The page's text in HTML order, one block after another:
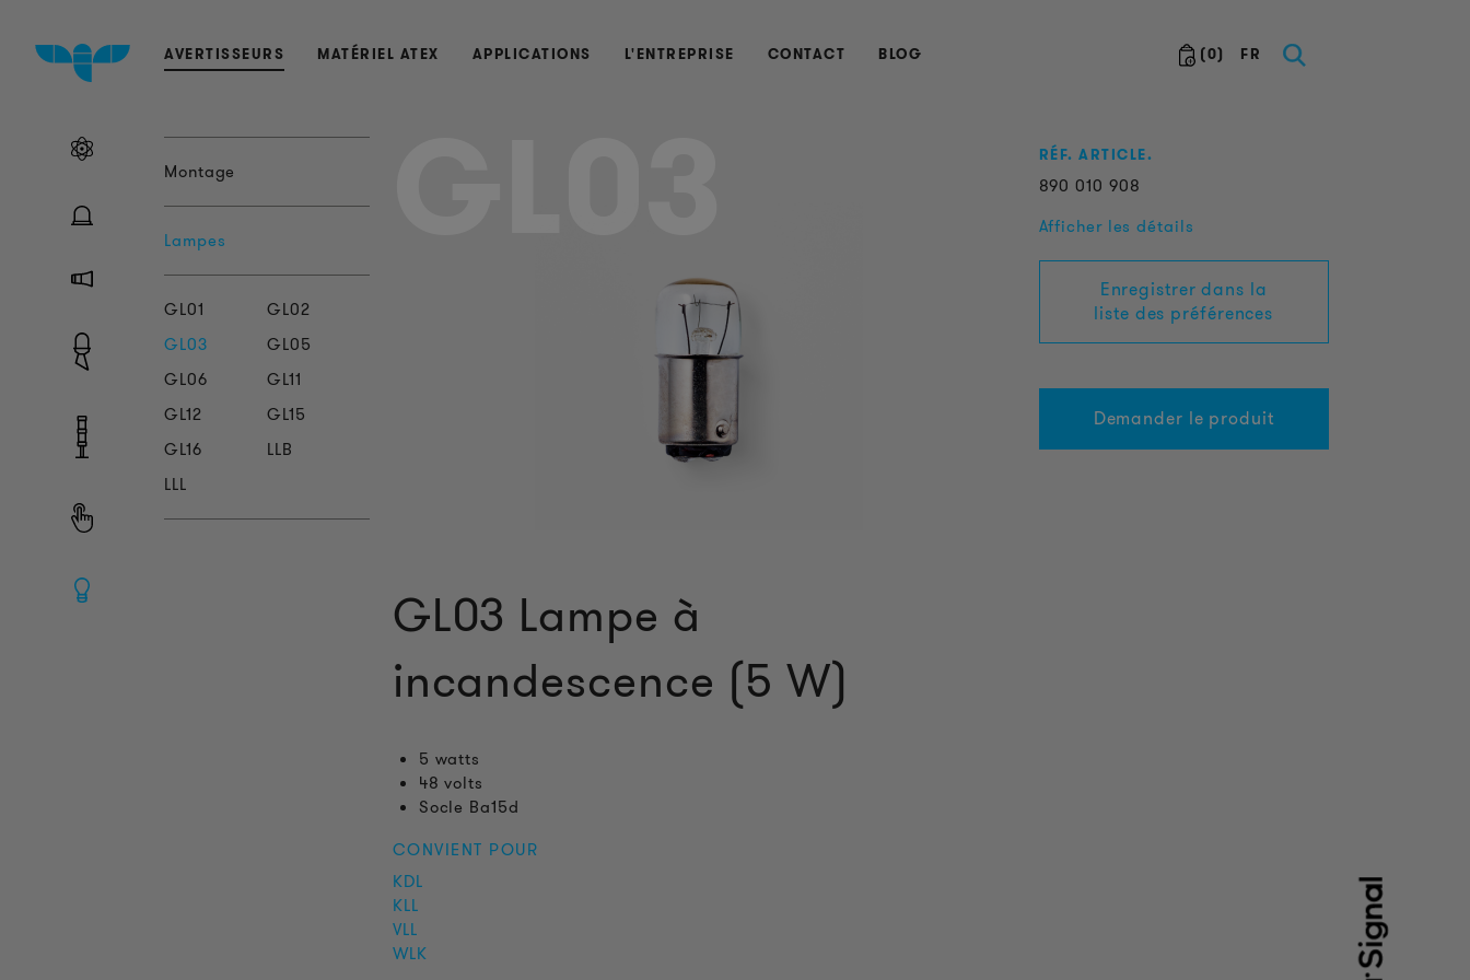
(0) FR
AVERTISSEURS MATÉRIEL ATEX APPLICATIONS L'ENTREPRISE CONTACT BLOG
Montage
Lampes
GL01
GL02
GL03
GL05
GL06
GL11
GL12
GL15
GL16
LLB
LLL
RÉF. ARTICLE.
890 010 908
Afficher les détails
Enregistrer dans la
liste des préférences
Demander le produit
GL03 Lampe à
incandescence (5 W)
5 watts
48 volts
Socle Ba15d
CONVIENT POUR
KDL
KLL
VLL
WLK